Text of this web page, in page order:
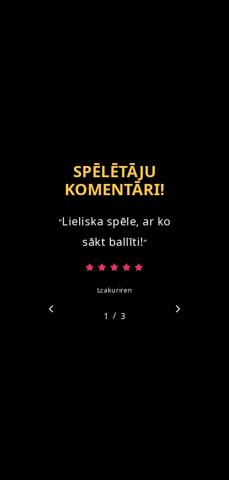
SPĒLĒTĀJU
KOMENTĀRI!
“Lieliska spēle, ar ko
sākt ballīti!”
Lcakuriren
1 2 3
/ 3